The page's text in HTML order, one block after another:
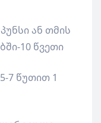
ან თმის
10 წვეთი
7 წუთით 1